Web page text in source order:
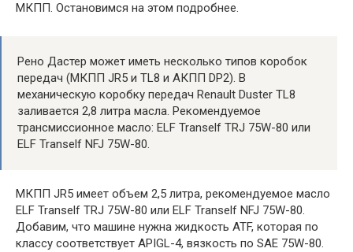
МКПП. Остановимся на этом подробнее.
Рено Дастер может иметь несколько типов коробок
передач (МКПП JR5 и TL8 и АКПП DP2). В
механическую коробку передач Renault Duster TL8
заливается 2,8 литра масла. Рекомендуемое
трансмиссионное масло: ELF Tranself TRJ 75W-80 или
ELF Tranself NFJ 75W-80.
МКПП JR5 имеет объем 2,5 литра, рекомендуемое масло
ELF Tranself TRJ 75W-80 или ELF Tranself NFJ 75W-80.
Добавим, что машине нужна жидкость ATF, которая по
классу соответствует APIGL-4, вязкость по SAE 75W-80.